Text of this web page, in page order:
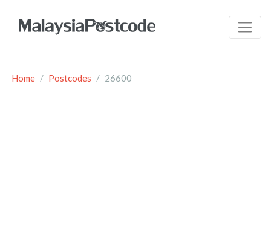
Home Postcodes 26600